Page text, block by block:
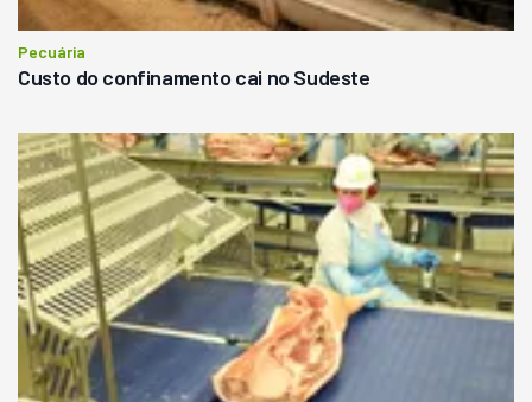
Pecuária
Custo do confinamento cai no Sudeste